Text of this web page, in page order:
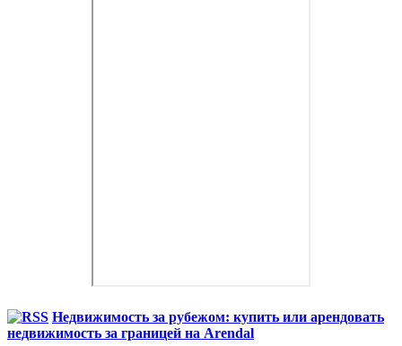
Недвижимость за рубежом: купить или арендовать
недвижимость за границей на Arendal